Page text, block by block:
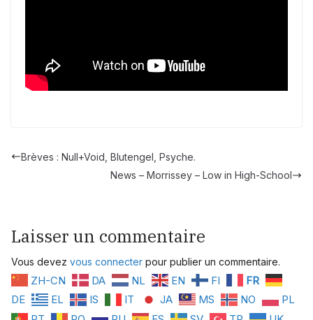
Brèves : Null+Void, Blutengel, Psyche.
News – Morrissey – Low in High-School
Laisser un commentaire
Vous devez vous connecter pour publier un commentaire.
ZH-CN DA NL EN FI
FR
DE
EL IS IT JA MS NO
PL